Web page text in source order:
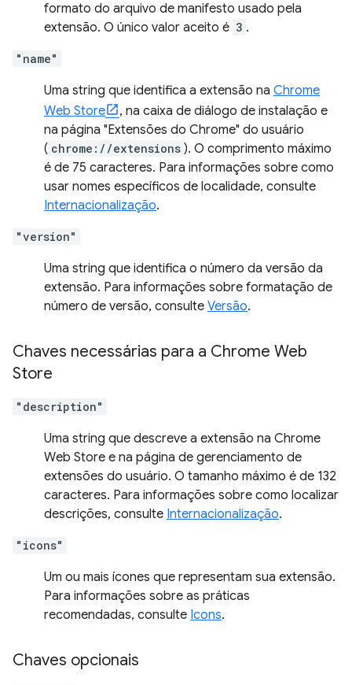
formato do arquivo de manifesto usado pela
extensão. O único valor aceito é 3 .
"name"
Uma string que identifica a extensão na Chrome
Web Store
, na caixa de diálogo de instalação e
na página "Extensões do Chrome" do usuário
( chrome://extensions ). O comprimento máximo
é de 75 caracteres. Para informações sobre como
usar nomes específicos de localidade, consulte
Internacionalização.
"version"
Uma string que identifica o número da versão da
extensão. Para informações sobre formatação de
número de versão, consulte Versão.
Chaves necessárias para a Chrome Web
Store
"description"
Uma string que descreve a extensão na Chrome
Web Store e na página de gerenciamento de
extensões do usuário. O tamanho máximo é de 132
caracteres. Para informações sobre como localizar
descrições, consulte Internacionalização.
"icons"
Um ou mais ícones que representam sua extensão.
Para informações sobre as práticas
recomendadas, consulte Icons.
Chaves opcionais